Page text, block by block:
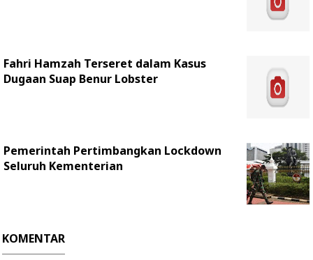
Fahri Hamzah Terseret dalam Kasus
Dugaan Suap Benur Lobster
Pemerintah Pertimbangkan Lockdown
Seluruh Kementerian
KOMENTAR